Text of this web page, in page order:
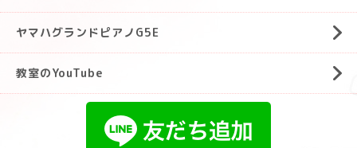
ヤマハグランドピアノG5E
教室のYouTube